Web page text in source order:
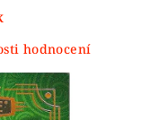
hodnocení